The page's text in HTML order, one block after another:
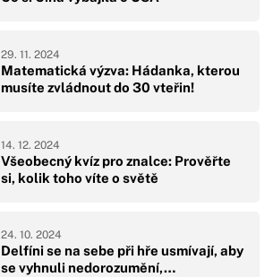
Matematická výzva: Hádanka, kterou
musíte zvládnout do 30 vteřin!
29. 11. 2024
Všeobecný kvíz pro znalce: Prověřte
si, kolik toho víte o světě
14. 12. 2024
Delfíni se na sebe při hře usmívají, aby
se vyhnuli nedorozumění,…
24. 10. 2024